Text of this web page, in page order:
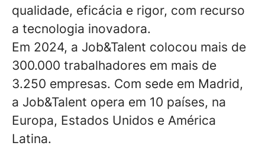
qualidade, eficácia e rigor, com recurso
a tecnologia inovadora.
Em 2024, a Job&Talent colocou mais de
300.000 trabalhadores em mais de
3.250 empresas. Com sede em Madrid,
a Job&Talent opera em 10 países, na
Europa, Estados Unidos e América
Latina.